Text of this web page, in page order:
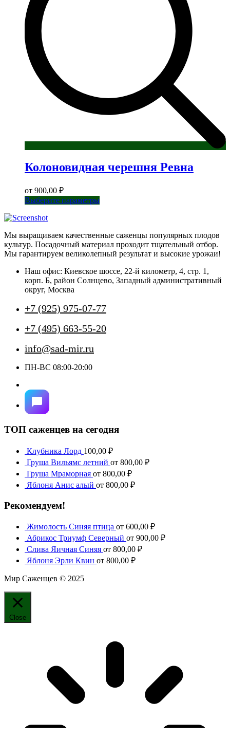
Колоновидная черешня Ревна
от 900,00 ₽
Выберите параметрыЭтот
вариаций.
Опции
можно
на
странице
Мы выращиваем качественные саженцы популярных плодов
культур. Посадочный материал проходит тщательный отбор.
Мы гарантируем великолепный результат и высокие урожаи!
Наш офис: Киевское шоссе, 22-й километр, 4, стр. 1,
корп. Б, район Солнцево, Западный административный
округ, Москва
+7 (925) 975-07-77
+7 (495) 663-55-20
info@sad-mir.ru
ПН-ВС 08:00-20:00
ТОП саженцев на сегодня
Клубника Лорд 100,00 ₽
Груша Вильямс летний от 800,00 ₽
Груша Мраморная от 800,00 ₽
Яблоня Анис алый от 800,00 ₽
Рекомендуем!
Жимолость Синяя птица от 600,00 ₽
Абрикос Триумф Северный от 900,00 ₽
Слива Яичная Синяя от 800,00 ₽
Яблоня Эрли Квин от 800,00 ₽
Мир Саженцев © 2025
Close